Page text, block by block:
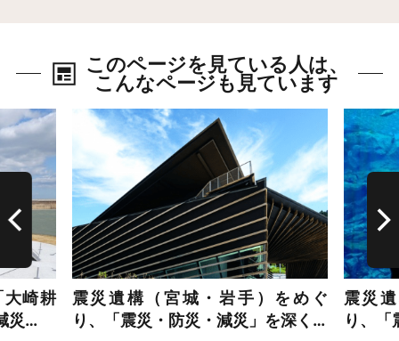
このページを見ている人は、
こんなページも見ています
大崎耕
災…
震災遺構（宮城・岩手）をめぐ
り、「震災・防災・減災」を深く…
詳細はこちら
震災
り、
詳細は